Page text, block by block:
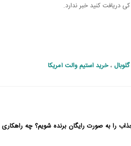
دریافت کنید خبر ندارد.
،خرید استیم والت آمریکا
را به صورت رایگان برنده شویم؟ چه راهکاری